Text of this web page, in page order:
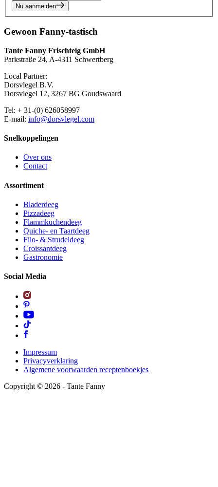
Nu aanmelden
Gewoon Fanny-tastisch
Tante Fanny Frischteig GmbH
Parkstraße 24, A-4311 Schwertberg
Local Partner:
Dorsvlegel B.V.
Dorsvlegel 12, 3267 BG Goudswaard
Tel: + 31-(0) 626058997
E-mail: info@dorsvlegel.com
Snelkoppelingen
Over ons
Contact
Assortiment
Bladerdeeg
Pizzadeeg
Flammkuchendeeg
Quiche- en Taartdeeg
Filo- & Strudeldeeg
Croissantdeeg
Gastronomie
Social Media
Impressum
Privacyverklaring
Algemene voorwaarden receptenboekjes
Copyright © 2026 - Tante Fanny